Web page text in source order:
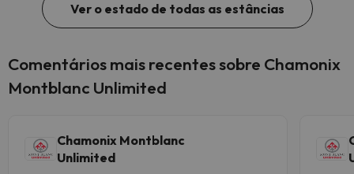
Ver o estado de todas as estâncias
Comentários mais recentes sobre Chamonix
Montblanc Unlimited
Chamonix Montblanc
Unlimited